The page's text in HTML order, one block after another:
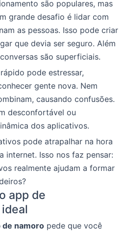
são populares, mas
grande desafio é lidar com
as pessoas. Isso pode criar
que devia ser seguro. Além
são superficiais.
pode estressar,
gente nova. Nem
causando confusões.
desconfortável ou
dos aplicativos.
pode atrapalhar na hora
internet. Isso nos faz pensar:
realmente ajudam a formar
app de
de namoro pede que você